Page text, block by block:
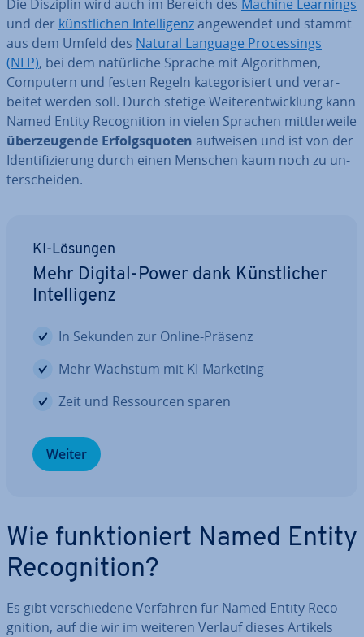
Die Disziplin wird auch im Bereich des Machine Learnings
und der künst­li­chen In­tel­li­genzan­ge­wen­det und stammt
aus dem Umfeld des Natural Language Pro­ces­sings
(NLP), bei dem na­tür­li­che Sprache mit Al­go­rith­men,
Computern und festen Regeln ka­te­go­ri­siert und ver­ar­
bei­tet werden soll. Durch stetige Wei­ter­ent­wick­lung kann
Named Entity Re­co­gni­ti­on in vielen Sprachen mitt­ler­wei­le
über­zeu­gen­de Er­folgs­quo­ten aufweisen und ist von der
Iden­ti­fi­zie­rung durch einen Menschen kaum noch zu un­
ter­schei­den.
KI-Lösungen
Mehr Digital-Power dank Künst­li­cher
In­tel­li­genz
In Sekunden zur Online-Präsenz
Mehr Wachstum mit KI-Marketing
Zeit und Res­sour­cen sparen
Weiter
Wie funk­tio­niert Named Entity
Re­co­gni­ti­on?
Es gibt ver­schie­de­ne Verfahren für Named Entity Re­co­
gni­ti­on, auf die wir im weiteren Verlauf dieses Artikels